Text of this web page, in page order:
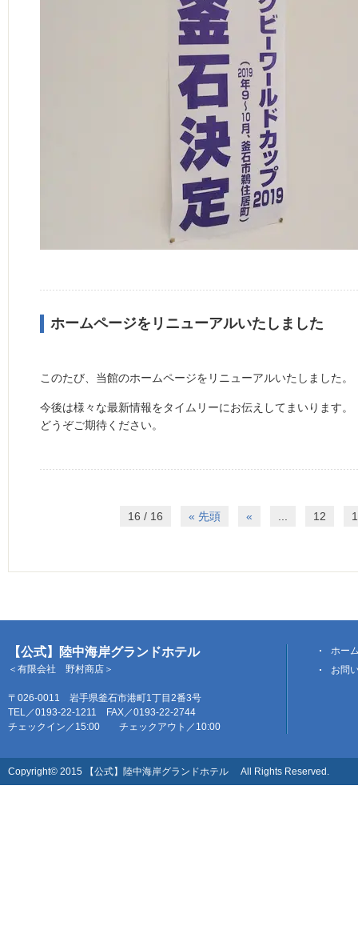
ホームページをリニューアルいたしました
このたび、当館のホームページをリニューアルいたしました。
今後は様々な最新情報をタイムリーにお伝えしてまいります。
どうぞご期待ください。
16 / 16 « 先頭 « 12
【公式】陸中海岸グランドホテル
＜有限会社 野村商店＞
〒026-0011 岩手県釜石市港町1丁目2番3号
TEL／0193-22-1211 FAX／0193-22-2744
チェックイン／15:00 チェックアウト／10:00
ホー
お問
Copyright© 2015 【公式】陸中海岸グランドホテル All Rights Reserved.